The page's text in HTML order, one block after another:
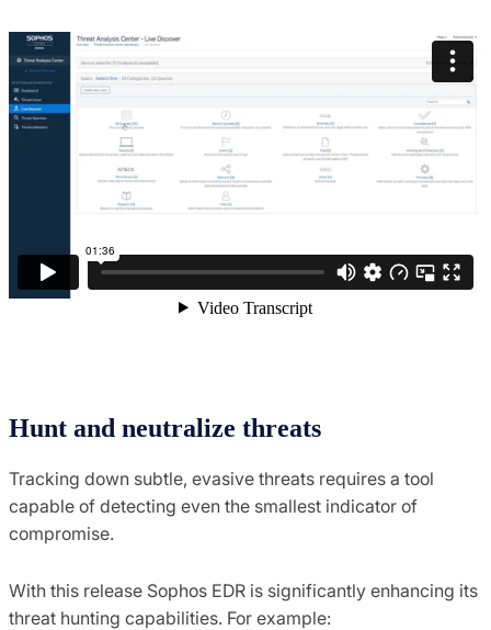
Hunt and neutralize threats
Tracking down subtle, evasive threats requires a tool
capable of detecting even the smallest indicator of
compromise.
With this release Sophos EDR is significantly enhancing its
threat hunting capabilities. For example: